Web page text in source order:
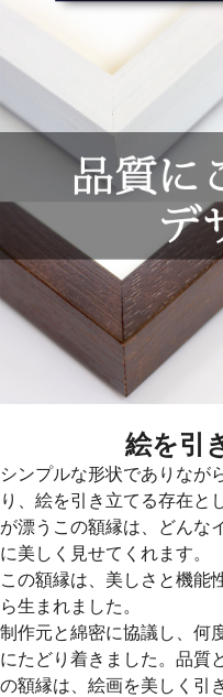
絵を引
シンプルな形状でありなが
り、絵を引き立てる存在と
が漂うこの額縁は、どんな
に美しく見せてくれます。
この額縁は、美しさと機能
ら生まれました。
制作元と綿密に協議し、何
にたどり着きました。品質
の額縁は、絵画を美しく引